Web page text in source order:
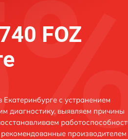
FOZ
с устранением
диагностику, выявляем причины
производителем